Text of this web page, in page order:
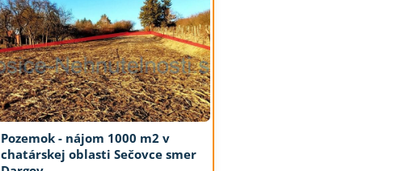
Pozemok - nájom 1000 m2 v
chatárskej oblasti Sečovce smer